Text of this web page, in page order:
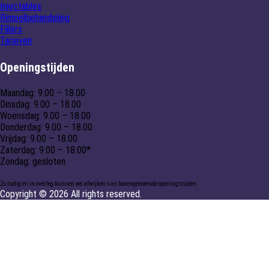
Injectables
Rimpelbehandeling
Fillers
Tarieven
Openingstijden
Maandag: 9.00 – 18.00
Dinsdag: 9.00 – 18.00
Woensdag: 9.00 – 18.00
Donderdag: 9.00 – 18.00
Vrijdag: 9.00 – 18.00
Zaterdag: 9.00 – 18.00*
Zondag: gesloten
Zo nodig en in overleg kunnen we afwijken van bovengenoemde openingstijden.
Copyright © 2026 All rights reserved.